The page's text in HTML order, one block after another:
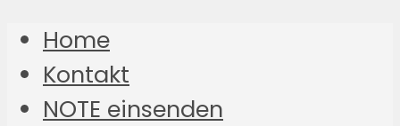
Home
Kontakt
NOTE einsenden